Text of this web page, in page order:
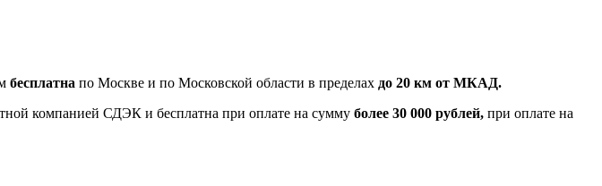
бесплатна по Москве и по Московской области в пределах до 20 км от МКАД.
компанией СДЭК и бесплатна при оплате на сумму более 30 000 рублей, при оплате на